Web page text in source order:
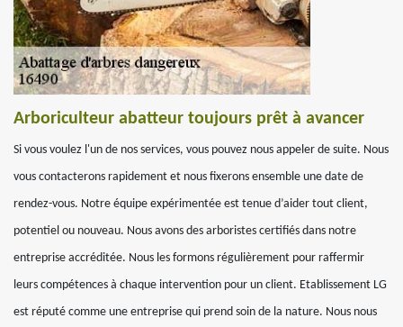
Arboriculteur abatteur toujours prêt à avancer
Si vous voulez l'un de nos services, vous pouvez nous appeler de suite. Nous
vous contacterons rapidement et nous fixerons ensemble une date de
rendez-vous. Notre équipe expérimentée est tenue d’aider tout client,
potentiel ou nouveau. Nous avons des arboristes certifiés dans notre
entreprise accréditée. Nous les formons régulièrement pour raffermir
leurs compétences à chaque intervention pour un client. Etablissement LG
est réputé comme une entreprise qui prend soin de la nature. Nous nous